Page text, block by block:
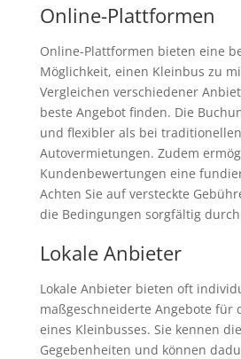
Online-Plattformen
Online-Plattformen bieten eine
Möglichkeit, einen Kleinbus zu
Vergleichen verschiedener
beste Angebot finden. Die
und flexibler als bei traditionellen
Autovermietungen. Zudem
Kundenbewertungen eine
Achten Sie auf versteckte
die Bedingungen sorgfältig
Lokale Anbieter
Lokale Anbieter bieten oft
maßgeschneiderte Angebote für
eines Kleinbusses. Sie kennen
Gegebenheiten und können